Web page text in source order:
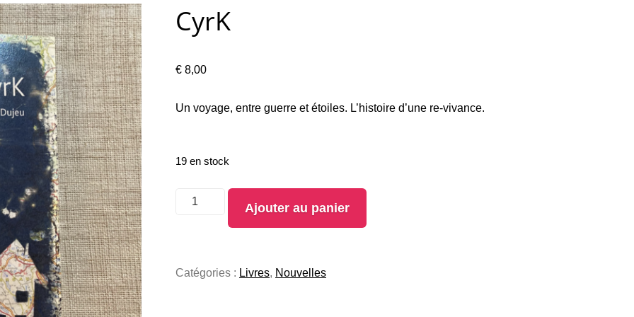
CyrK
€ 8,00
Un voyage, entre guerre et étoiles. L’histoire d’une re-vivance.
19 en stock
Ajouter au panier
Catégories : Livres, Nouvelles